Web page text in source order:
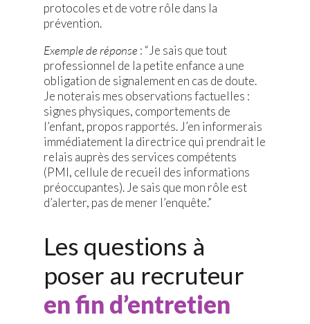
protocoles et de votre rôle dans la
prévention.
Exemple de réponse : “Je sais que tout
professionnel de la petite enfance a une
obligation de signalement en cas de doute.
Je noterais mes observations factuelles :
signes physiques, comportements de
l’enfant, propos rapportés. J’en informerais
immédiatement la directrice qui prendrait le
relais auprès des services compétents
(PMI, cellule de recueil des informations
préoccupantes). Je sais que mon rôle est
d’alerter, pas de mener l’enquête.”
Les questions à
poser au recruteur
en fin d’entretien